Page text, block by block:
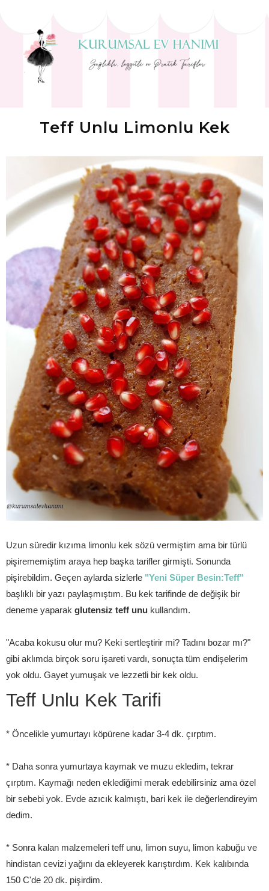
Teff Unlu Limonlu Kek
Uzun süredir kızıma limonlu kek sözü vermiştim ama bir türlü
pişirememiştim araya hep başka tarifler girmişti. Sonunda
pişirebildim. Geçen aylarda sizlerle "Yeni Süper Besin:Teff"
başlıklı bir yazı paylaşmıştım. Bu kek tarifinde de değişik bir
deneme yaparak glutensiz teff unu kullandım.
"Acaba kokusu olur mu? Keki sertleştirir mi? Tadını bozar mı?"
gibi aklımda birçok soru işareti vardı, sonuçta tüm endişelerim
yok oldu. Gayet yumuşak ve lezzetli bir kek oldu.
Teff Unlu Kek Tarifi
* Öncelikle yumurtayı köpürene kadar 3-4 dk. çırptım.
* Daha sonra yumurtaya kaymak ve muzu ekledim, tekrar
çırptım. Kaymağı neden eklediğimi merak edebilirsiniz ama özel
bir sebebi yok. Evde azıcık kalmıştı, bari kek ile değerlendireyim
dedim.
* Sonra kalan malzemeleri teff unu, limon suyu, limon kabuğu ve
hindistan cevizi yağını da ekleyerek karıştırdım. Kek kalıbında
150 C'de 20 dk. pişirdim.